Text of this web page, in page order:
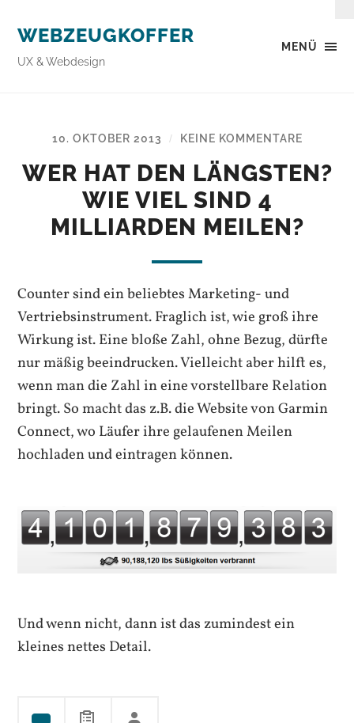
MENÜ
WEBZEUGKOFFER
UX & Webdesign
10. OKTOBER 2013 / KEINE KOMMENTARE
WER HAT DEN LÄNGSTEN?
WIE VIEL SIND 4
MILLIARDEN MEILEN?
Counter sind ein beliebtes Marketing- und
Vertriebsinstrument. Fraglich ist, wie groß ihre
Wirkung ist. Eine bloße Zahl, ohne Bezug, dürfte
nur mäßig beeindrucken. Vielleicht aber hilft es,
wenn man die Zahl in eine vorstellbare Relation
bringt. So macht das z.B. die Website von Garmin
Connect, wo Läufer ihre gelaufenen Meilen
hochladen und eintragen können.
Und wenn nicht, dann ist das zumindest ein
kleines nettes Detail.